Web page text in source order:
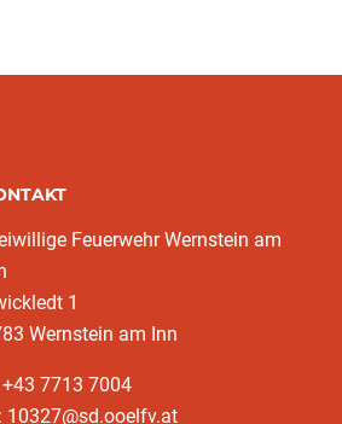
Feuerwehr Wernstein am
1
Wernstein am Inn
7713 7004
10327@sd.ooelfv.at